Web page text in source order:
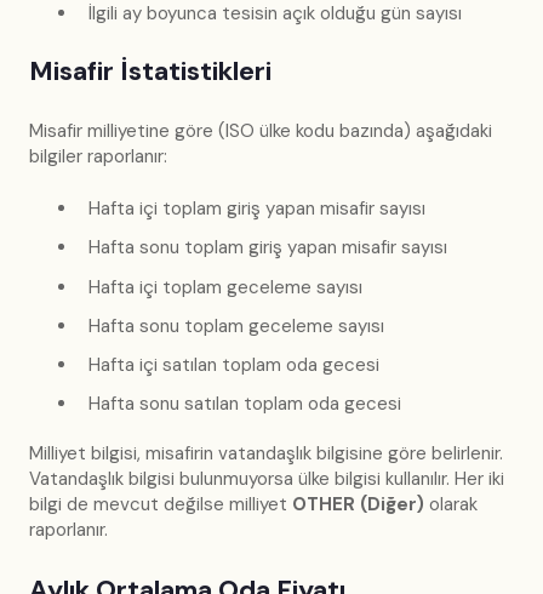
İlgili ay boyunca tesisin açık olduğu gün sayısı
Misafir İstatistikleri
Misafir milliyetine göre (ISO ülke kodu bazında) aşağıdaki
bilgiler raporlanır:
Hafta içi toplam giriş yapan misafir sayısı
Hafta sonu toplam giriş yapan misafir sayısı
Hafta içi toplam geceleme sayısı
Hafta sonu toplam geceleme sayısı
Hafta içi satılan toplam oda gecesi
Hafta sonu satılan toplam oda gecesi
Milliyet bilgisi, misafirin vatandaşlık bilgisine göre belirlenir.
Vatandaşlık bilgisi bulunmuyorsa ülke bilgisi kullanılır. Her iki
bilgi de mevcut değilse milliyet OTHER (Diğer) olarak
raporlanır.